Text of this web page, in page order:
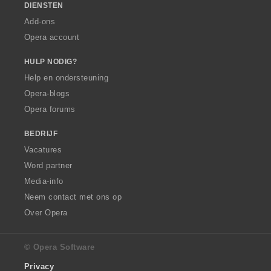
DIENSTEN
Add-ons
Opera account
HULP NODIG?
Help en ondersteuning
Opera-blogs
Opera forums
BEDRIJF
Vacatures
Word partner
Media-info
Neem contact met ons op
Over Opera
© Opera Software
Privacy